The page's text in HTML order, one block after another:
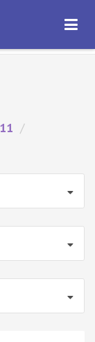
ОТКРЫТЬ
/